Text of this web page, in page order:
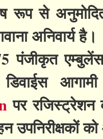
रूप से
अनिवार्य है।
पंजीकृत
पर रजिस्ट्रेशन
उपनिरीक्षकों